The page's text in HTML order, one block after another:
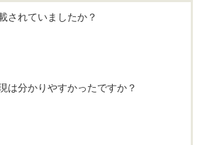
されていましたか？
は分かりやすかったですか？